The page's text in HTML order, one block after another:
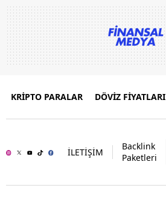
KRİPTO PARALAR DÖVİZ FİYATLARI
İLETİŞİM
Backlink
Paketleri